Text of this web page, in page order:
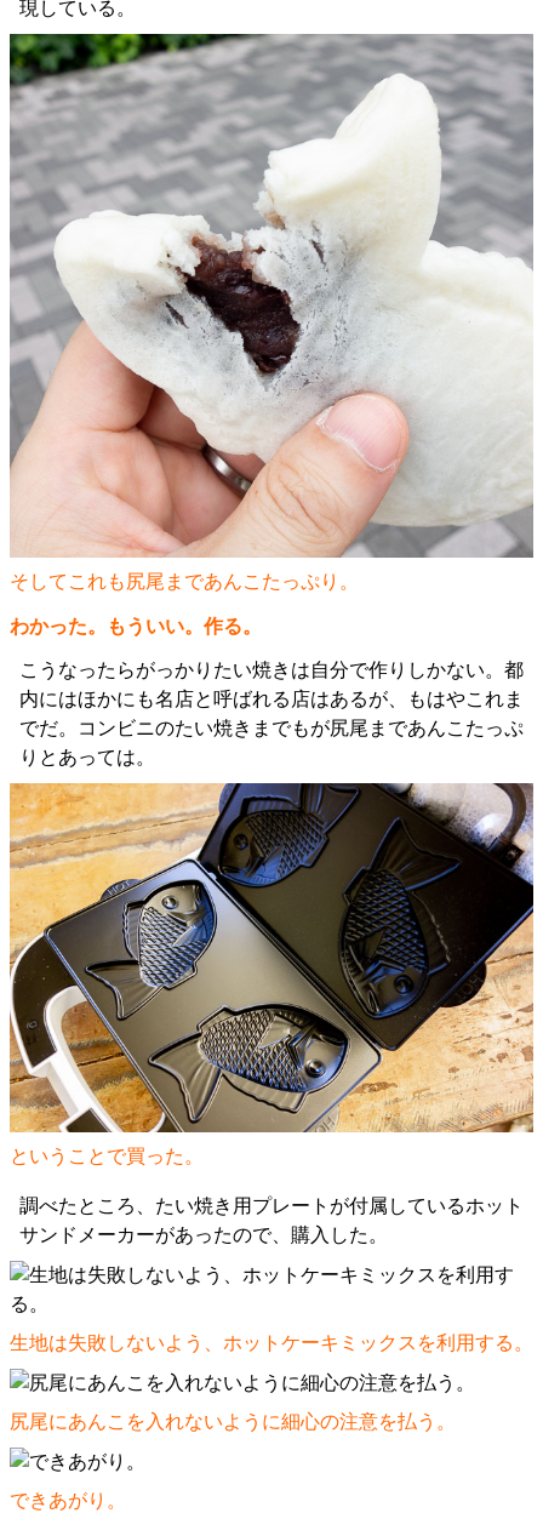
現している。
そしてこれも尻尾まであんこたっぷり。
わかった。もういい。作る。
こうなったらがっかりたい焼きは自分で作りしかない。都
内にはほかにも名店と呼ばれる店はあるが、もはやこれま
でだ。コンビニのたい焼きまでもが尻尾まであんこたっぷ
りとあっては。
ということで買った。
調べたところ、たい焼き用プレートが付属しているホット
サンドメーカーがあったので、購入した。
生地は失敗しないよう、ホットケーキミックスを利用する。
尻尾にあんこを入れないように細心の注意を払う。
できあがり。